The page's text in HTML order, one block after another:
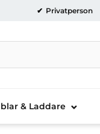
Privatperson
& Laddare